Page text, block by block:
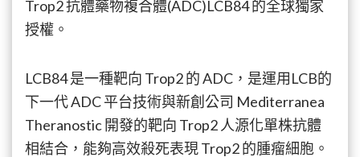
Trop2 抗體藥物複合體(ADC)LCB84 的全球獨家
授權。
LCB84 是一種靶向 Trop2 的 ADC，是運用LCB的
下一代 ADC 平台技術與新創公司 Mediterranea
Theranostic 開發的靶向 Trop2 人源化單株抗體
相結合，能夠高效殺死表現 Trop2 的腫瘤細胞。